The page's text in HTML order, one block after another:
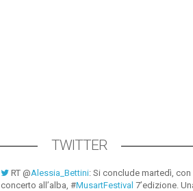
TWITTER
RT @Alessia_Bettini: Si conclude martedì, con
concerto all’alba, #MusartFestival 7’edizione.